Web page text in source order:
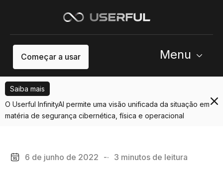
Começar a usar Menu
Saiba mais
O Userful InfinityAI permite uma visão unificada da situação em
matéria de segurança cibernética, física e operacional
6 de junho de 2022 -· 3 minutos de leitura